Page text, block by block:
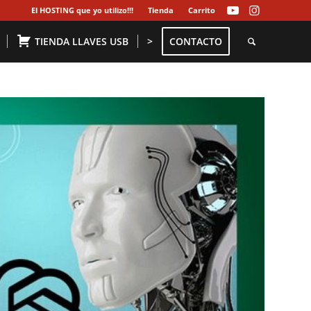
El HOSTING que yo utilizo!!! Tienda Carrito
TIENDA LLAVES USB > CONTACTO